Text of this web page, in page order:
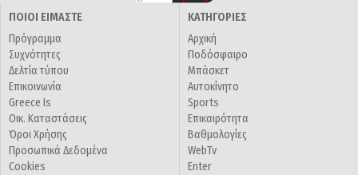
ΠΟΙΟΙ ΕΙΜΑΣΤΕ
Πρόγραμμα
Συχνότητες
Δελτία τύπου
Επικοινωνία
Greece Is
Οικ. Καταστάσεις
Όροι Χρήσης
Προσωπικά Δεδομένα
Cookies
ΚΑΤΗΓΟΡΙΕΣ
Αρχική
Ποδόσφαιρο
Μπάσκετ
Αυτοκίνητο
Sports
Επικαιρότητα
Βαθμολογίες
WebTv
Enter